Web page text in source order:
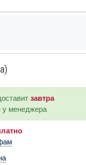
завтра
у менеджера